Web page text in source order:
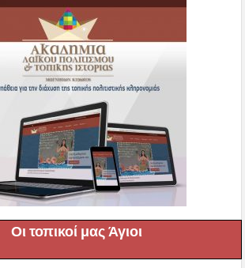
Οι τοπικοί μας Άγιοι